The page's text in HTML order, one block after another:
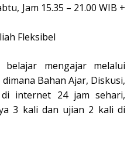
Jam 15.35 – 21.00 WIB +
Fleksibel
belajar mengajar melalui
Bahan Ajar, Diskusi,
internet 24 jam sehari,
3 kali dan ujian 2 kali di